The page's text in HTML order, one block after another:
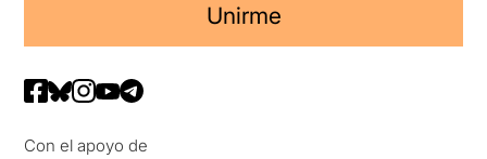
Unirme
Con el apoyo de